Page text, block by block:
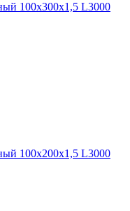
100х300х1,5 L3000
100х200х1,5 L3000